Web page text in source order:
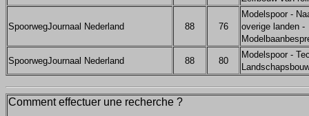
SpoorwegJournaal Nederland 88 76
Modelspoor -
overige landen -
SpoorwegJournaal Nederland 88 80
Modelspoor -
Comment effectuer une recherche ?